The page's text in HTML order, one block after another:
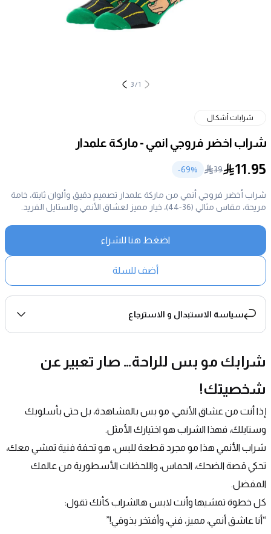
1
/
3
شرابات أشكال
شراب اخضر فروجي انمي - ماركة علمدار
11.95
39
69%-
شراب أخضر فروجي أنمي من ماركة علمدار تصميم دقيق وألوان ثابتة، خامة
مريحة، مقاس مثالي (36-44)، خيار مميز لعشاق الأنمي والستايل الفريد.
اضغط هنا للشراء
أضف للسلة
سياسة الاستبدال و الاسترجاع
شخصيتك!
وستايلك، فهذا الشراب هو اختيارك الأمثل.
المفضل.
كل خطوة تمشيها وأنت لابس هالشراب كأنك تقول:
“أنا عاشق أنمي، مميز، فني، وأفتخر بذوقي!”